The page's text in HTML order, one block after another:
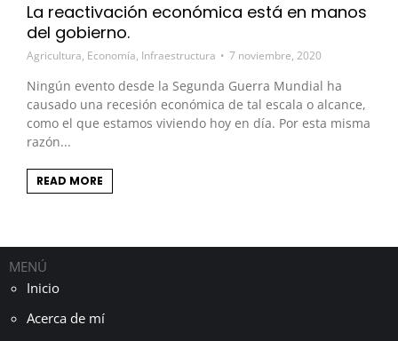
La reactivación económica está en manos
del gobierno.
Agricultura, Economía, Infraestructura 7 noviembre, 2020
Ningún evento desde la Segunda Guerra Mundial ha
causado una recesión económica de tal escala o alcance,
como el que estamos viviendo hoy en día. Por esta misma
razón...
READ MORE
MENÚ
Inicio
Acerca de mí